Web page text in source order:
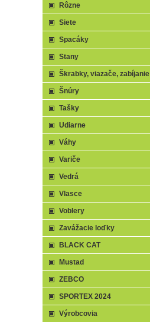
Rôzne
Siete
Spacáky
Stany
Škrabky, viazače, zabíjanie
Šnúry
Tašky
Udiarne
Váhy
Variče
Vedrá
Vlasce
Voblery
Zavážacie loďky
BLACK CAT
Mustad
ZEBCO
SPORTEX 2024
Výrobcovia